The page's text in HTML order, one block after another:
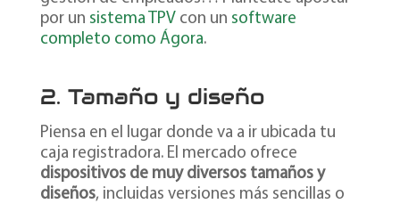
por un sistema TPV con un software
completo como Ágora.
2. Tamaño y diseño
Piensa en el lugar donde va a ir ubicada tu
caja registradora. El mercado ofrece
dispositivos de muy diversos tamaños y
diseños, incluidas versiones más sencillas o